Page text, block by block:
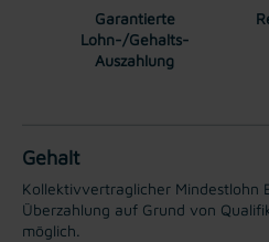
Garantierte
Lohn-/Gehalts-
Auszahlung
Gehalt
Kollektivvertraglicher Mindestlohn
Überzahlung auf Grund von
möglich.